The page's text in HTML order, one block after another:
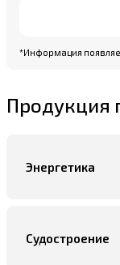
*Информация
Продукция
Энергетика
Судостроение